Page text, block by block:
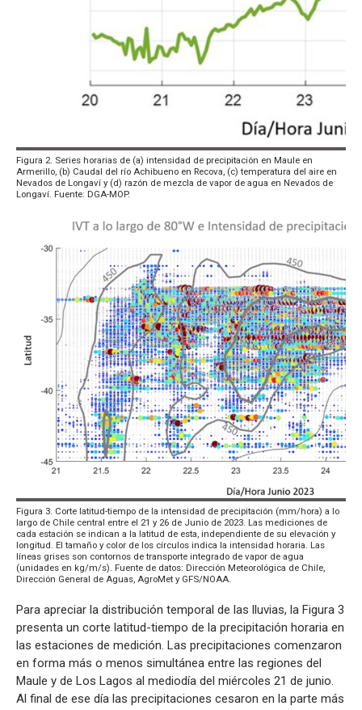
Figura 2. Series horarias de (a) intensidad de precipitación en Maule en
Armerillo, (b) Caudal del río Achibueno en Recova, (c) temperatura del aire en
Nevados de Longaví y (d) razón de mezcla de vapor de agua en Nevados de
Longaví. Fuente: DGA-MOP.
Figura 3. Corte latitud-tiempo de la intensidad de precipitación (mm/hora) a lo
largo de Chile central entre el 21 y 26 de Junio de 2023. Las mediciones de
cada estación se indican a la latitud de esta, independiente de su elevación y
longitud. El tamaño y color de los círculos indica la intensidad horaria. Las
líneas grises son contornos de transporte integrado de vapor de agua
(unidades en kg/m/s). Fuente de datos: Dirección Meteorológica de Chile,
Dirección General de Aguas, AgroMet y GFS/NOAA.
Para apreciar la distribución temporal de las lluvias, la Figura 3
presenta un corte latitud-tiempo de la precipitación horaria en
las estaciones de medición. Las precipitaciones comenzaron
en forma más o menos simultánea entre las regiones del
Maule y de Los Lagos al mediodía del miércoles 21 de junio.
Al final de ese día las precipitaciones cesaron en la parte más